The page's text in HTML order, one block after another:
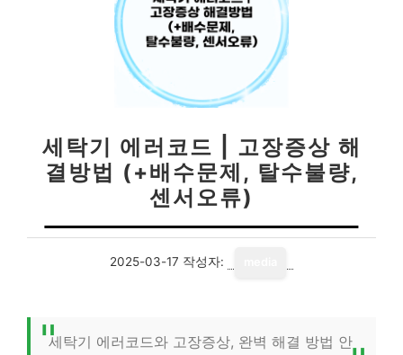
세탁기 에러코드 | 고장증상 해
결방법 (+배수문제, 탈수불량,
센서오류)
2025-03-17 작성자:
세탁기 에러코드와 고장증상, 완벽 해결 방법 안